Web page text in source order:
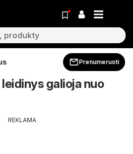
Prenumeruoti
galioja nuo
REKLAMA